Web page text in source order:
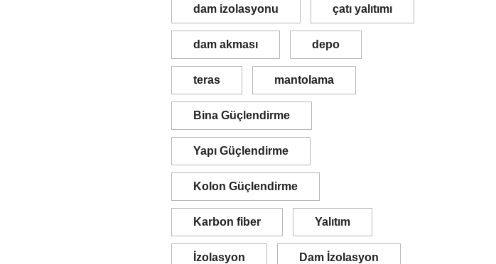
dam izolasyonu çatı yalıtımı
dam akması depo
teras mantolama
Bina Güçlendirme
Yapı Güçlendirme
Kolon Güçlendirme
Karbon fiber Yalıtım
İzolasyon Dam İzolasyon